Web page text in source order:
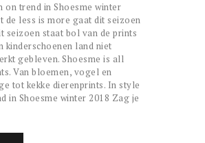
on trend in Shoesme winter
de less is more gaat dit seizoen
seizoen staat bol van de prints
kinderschoenen land niet
gebleven. Shoesme is all
Van bloemen, vogel en
tot kekke dierenprints. In style
in Shoesme winter 2018 Zag je